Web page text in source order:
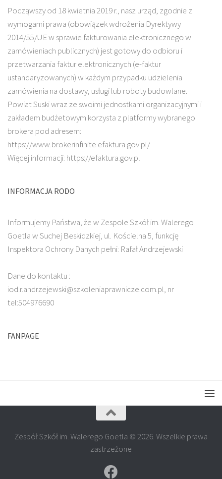
Począwszy od 18 kwietnia 2019 r., nasz urząd, zgodnie z
wymogami prawa (obowiązek wdrożenia Dyrektywy
2014/55/UE w sprawie fakturowania elektronicznego w
zamówieniach publicznych) jest gotowy do odbioru i
przetwarzania faktur elektronicznych (e-faktur
ustandaryzowanych) w każdym przypadku udzielenia
zamówienia na dostawy, usługi lub roboty budowlane.
Powiat Suski wraz ze swoimi jednostkami organizacyjnymi i
zakładem budżetowym korzysta z platformy wybranego
brokera pod adresem:
https://www.brokerinfinite.efaktura.gov.pl/
Więcej informacji: https://efaktura.gov.pl
INFORMACJA RODO
Informujemy Państwa, że w Zespole Szkół im. Walerego
Goetla w Suchej Beskidzkiej, ul. Kościelna 5, funkcję
Inspektora Ochrony Danych pełni: Rafał Andrzejewski
Dane do kontaktu :
iod.r.andrzejewski@szkoleniaprawnicze.com.pl, nr
tel:504976690
FANPAGE
Zespół Szkół im. Walerego Goetla © 2026. Wszelkie prawa
zastrzeżone